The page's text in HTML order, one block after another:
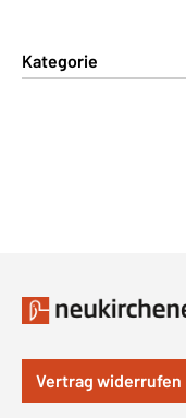
Kategorie
Vertrag widerrufen